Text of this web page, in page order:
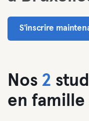
S'inscrire
Nos 2
en famille